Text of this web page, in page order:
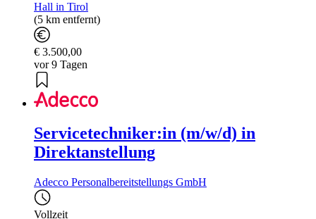
Hall in Tirol
(5 km entfernt)
€ 3.500,00
vor 9 Tagen
Servicetechniker:in (m/w/d) in
Direktanstellung
Adecco Personalbereitstellungs GmbH
Vollzeit